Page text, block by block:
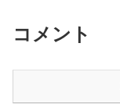
コメント